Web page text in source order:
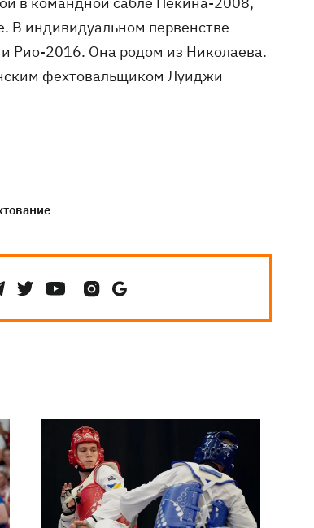
В индивидуальном первенстве
Рио-2016. Она родом из Николаева.
фехтовальщиком Луиджи